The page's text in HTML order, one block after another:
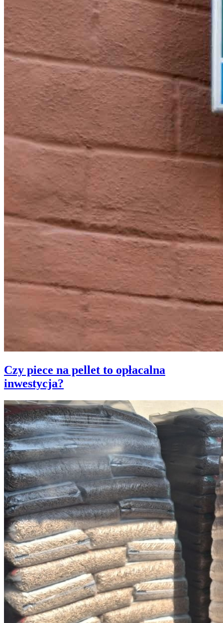
Czy piece na pellet to opłacalna
inwestycja?